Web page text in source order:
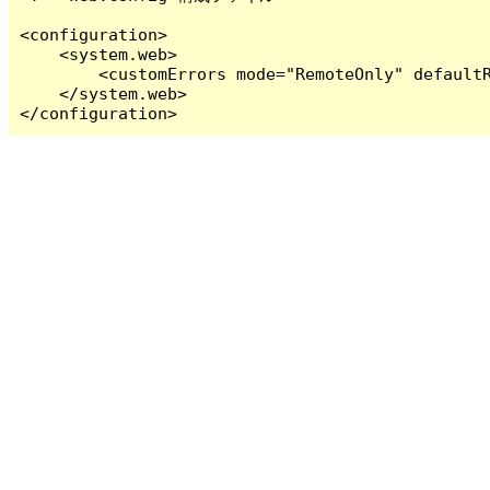
<configuration>
    <system.web>
<customErrors mode="RemoteOnly"
    </system.web>
</configuration>